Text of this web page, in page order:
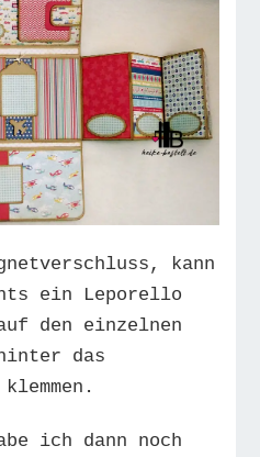
kann
ein Leporello
den einzelnen
das
ich dann noch